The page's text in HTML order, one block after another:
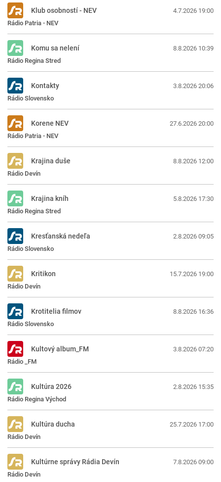
Rádio Patria - NEV
Klub osobností - NEV 4.7.2026 19:00
Rádio Regina Stred
Komu sa nelení 8.8.2026 10:39
Rádio Slovensko
Kontakty 3.8.2026 20:06
Rádio Patria - NEV
Korene NEV 27.6.2026 20:00
Rádio Devín
Krajina duše 8.8.2026 12:00
Rádio Regina Stred
Krajina kníh 5.8.2026 17:30
Rádio Slovensko
Kresťanská nedeľa 2.8.2026 09:05
Rádio Devín
Kritikon 15.7.2026 19:00
Rádio Slovensko
Krotitelia filmov 8.8.2026 16:36
Rádio _FM
Kultový album_FM 3.8.2026 07:20
Rádio Regina Východ
Kultúra 2026 2.8.2026 15:35
Rádio Devín
Kultúra ducha 25.7.2026 17:00
Rádio Devín
Kultúrne správy Rádia Devín 7.8.2026 09:00